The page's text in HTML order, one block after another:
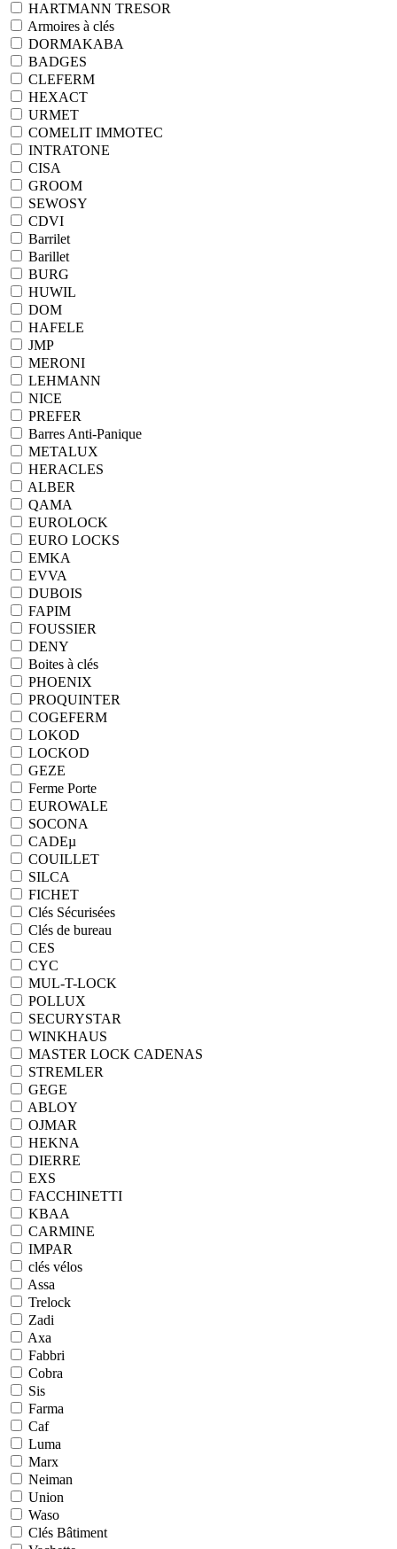
HARTMANN TRESOR
Armoires à clés
DORMAKABA
BADGES
CLEFERM
HEXACT
URMET
COMELIT IMMOTEC
INTRATONE
CISA
GROOM
SEWOSY
CDVI
Barrilet
Barillet
BURG
HUWIL
DOM
HAFELE
JMP
MERONI
LEHMANN
NICE
PREFER
Barres Anti-Panique
METALUX
HERACLES
ALBER
QAMA
EUROLOCK
EURO LOCKS
EMKA
EVVA
DUBOIS
FAPIM
FOUSSIER
DENY
Boites à clés
PHOENIX
PROQUINTER
COGEFERM
LOKOD
LOCKOD
GEZE
Ferme Porte
EUROWALE
SOCONA
CADEµ
COUILLET
SILCA
FICHET
Clés Sécurisées
Clés de bureau
CES
CYC
MUL-T-LOCK
POLLUX
SECURYSTAR
WINKHAUS
MASTER LOCK CADENAS
STREMLER
GEGE
ABLOY
OJMAR
HEKNA
DIERRE
EXS
FACCHINETTI
KBAA
CARMINE
IMPAR
clés vélos
Assa
Trelock
Zadi
Axa
Fabbri
Cobra
Sis
Farma
Caf
Luma
Marx
Neiman
Union
Waso
Clés Bâtiment